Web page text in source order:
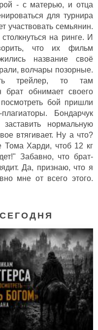
- с матерью, и отца
для турнира
участвовать семьянин.
на ринге. И
что их фильм
название своё
волчары позорные.
трейлер, то там
брат обнимает своего
бой пришли
Бондарчук
нормальную
втягивает. Ну а что?
Тома Харди, чтоб 12 кг
Забавно, что брат-
Да, признаю, что я
мне от всего этого.